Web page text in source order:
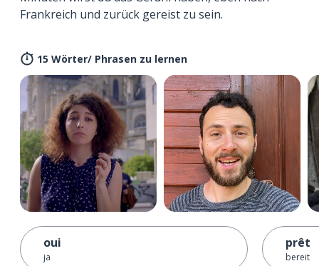
Frankreich und zurück gereist zu sein.
15 Wörter/ Phrasen zu lernen
oui
ja
prêt
bereit